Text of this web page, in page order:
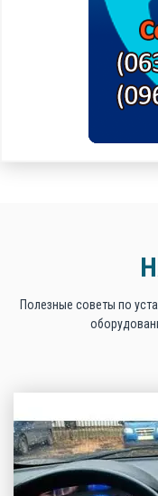
Полезные советы по